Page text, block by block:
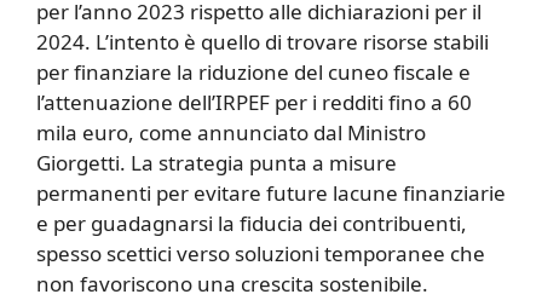
per l’anno 2023 rispetto alle dichiarazioni per il
2024. L’intento è quello di trovare risorse stabili
per finanziare la riduzione del cuneo fiscale e
l’attenuazione dell’IRPEF per i redditi fino a 60
mila euro, come annunciato dal Ministro
Giorgetti. La strategia punta a misure
permanenti per evitare future lacune finanziarie
e per guadagnarsi la fiducia dei contribuenti,
spesso scettici verso soluzioni temporanee che
non favoriscono una crescita sostenibile.